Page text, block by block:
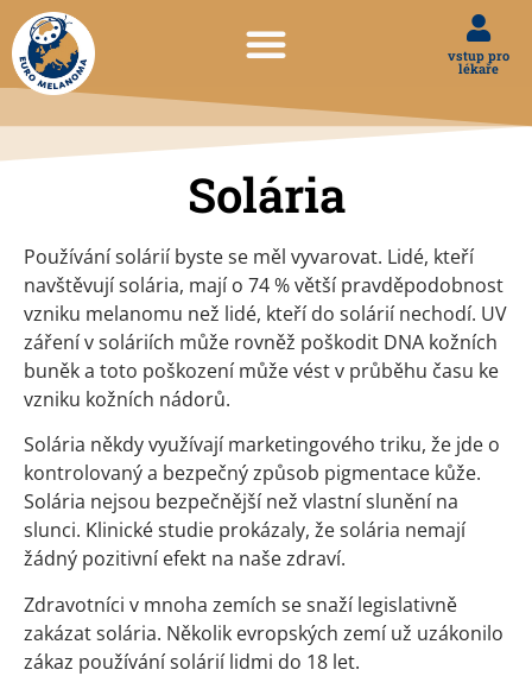
vstup pro
lékaře
Solária
Používání solárií byste se měl vyvarovat. Lidé, kteří
navštěvují solária, mají o 74 % větší pravděpodobnost
vzniku melanomu než lidé, kteří do solárií nechodí. UV
záření v soláriích může rovněž poškodit DNA kožních
buněk a toto poškození může vést v průběhu času ke
vzniku kožních nádorů.
Solária někdy využívají marketingového triku, že jde o
kontrolovaný a bezpečný způsob pigmentace kůže.
Solária nejsou bezpečnější než vlastní slunění na
slunci. Klinické studie prokázaly, že solária nemají
žádný pozitivní efekt na naše zdraví.
Zdravotníci v mnoha zemích se snaží legislativně
zakázat solária. Několik evropských zemí už uzákonilo
zákaz používání solárií lidmi do 18 let.